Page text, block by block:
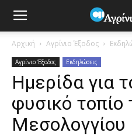
Αρχική Αγρίνιο Έξοδος
Αγρίνιο Έξοδος Εκδηλώσεις
Ημερίδα για
φυσικό τοπίο
Μεσολογγίου